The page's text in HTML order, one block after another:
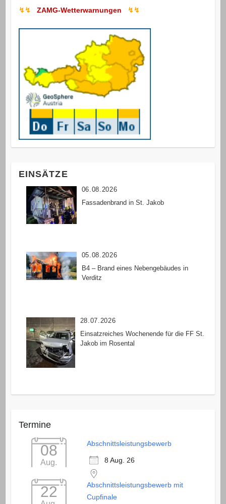
↯↯ ZAMG-Wetterwarnungen ↯↯
EINSÄTZE
06.08.2026
Fassadenbrand in St. Jakob
05.08.2026
B4 – Brand eines Nebengebäudes in
Verditz
28.07.2026
Einsatzreiches Wochenende für die FF St.
Jakob im Rosental
Termine
08
Aug.
Abschnittsleistungsbewerb
8 Aug. 26
22
Abschnittsleistungsbewerb mit
Cupfinale